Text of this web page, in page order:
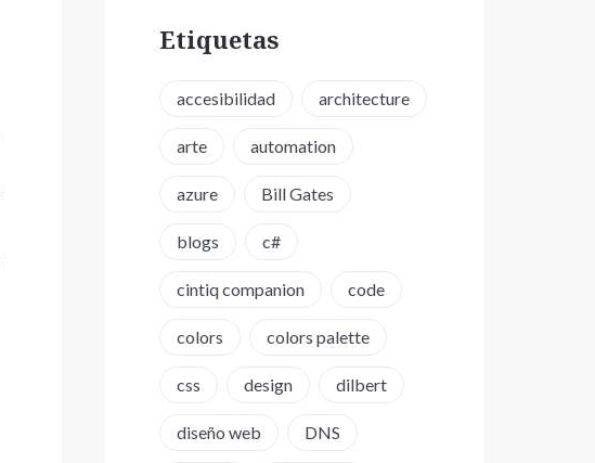
Etiquetas
accesibilidad architecture
arte automation
azure Bill Gates
blogs c#
cintiq companion code
colors colors palette
css design dilbert
diseño web DNS